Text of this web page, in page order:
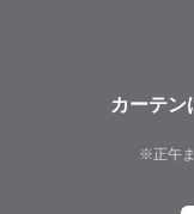
カーテン
※正午